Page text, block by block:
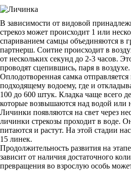
В зависимости от видовой
стрекоз может происходит 1 или
спариванием самцы объединяются в
партнерш. Соитие происходит в
от нескольких секунд до 2-3 часов.
проводят сцепившись, паря в воздухе.
Оплодотворенная самка
подходящему водоему, где и
100 до 600 штук. Кладка чаще всего
которые возвышаются над водой или
Личинки появляются на свет через
личинки стрекозы проходит в воде.
питаются и растут. На этой стадии
15 линек.
Продолжительность развития на
зависит от наличия достаточного
превращения во взрослую особь